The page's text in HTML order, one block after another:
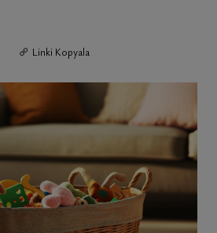
Linki Kopyala